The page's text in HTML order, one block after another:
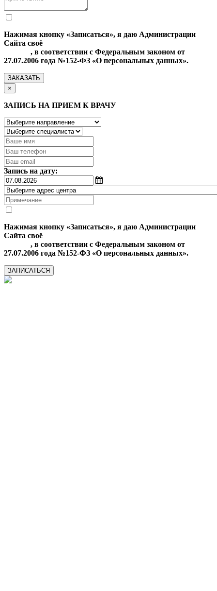
Нажимая кнопку «Записаться», я даю Администрации
Сайта своё
, в соответствии с Федеральным законом от
27.07.2006 года №152-ФЗ «О персональных данных».
ЗАКАЗАТЬ
×
ЗАПИСЬ НА ПРИЕМ К ВРАЧУ
Запись на дату:
Нажимая кнопку «Записаться», я даю Администрации
Сайта своё
, в соответствии с Федеральным законом от
27.07.2006 года №152-ФЗ «О персональных данных».
ЗАПИСАТЬСЯ